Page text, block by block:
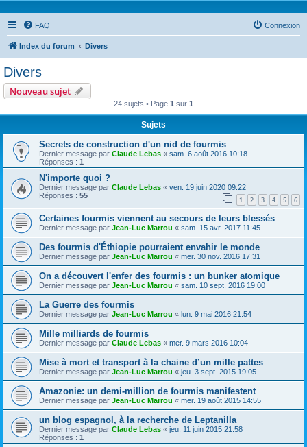
FAQ Connexion
Index du forum Divers
Divers
Nouveau sujet
24 sujets • Page 1 sur 1
Sujets
Secrets de construction d'un nid de fourmis
Dernier message par Claude Lebas « sam. 6 août 2016 10:18
Réponses : 1
N'importe quoi ?
Dernier message par Claude Lebas « ven. 19 juin 2020 09:22
Réponses : 55 1 2 3 4 5 6
Certaines fourmis viennent au secours de leurs blessés
Dernier message par Jean-Luc Marrou « sam. 15 avr. 2017 11:45
Des fourmis d'Éthiopie pourraient envahir le monde
Dernier message par Jean-Luc Marrou « mer. 30 nov. 2016 17:31
On a découvert l'enfer des fourmis : un bunker atomique
Dernier message par Jean-Luc Marrou « sam. 10 sept. 2016 19:00
La Guerre des fourmis
Dernier message par Jean-Luc Marrou « lun. 9 mai 2016 21:54
Mille milliards de fourmis
Dernier message par Claude Lebas « mer. 9 mars 2016 10:04
Mise à mort et transport à la chaine d’un mille pattes
Dernier message par Jean-Luc Marrou « jeu. 3 sept. 2015 19:05
Amazonie: un demi-million de fourmis manifestent
Dernier message par Jean-Luc Marrou « mer. 19 août 2015 14:55
un blog espagnol, à la recherche de Leptanilla
Dernier message par Claude Lebas « jeu. 11 juin 2015 21:58
Réponses : 1